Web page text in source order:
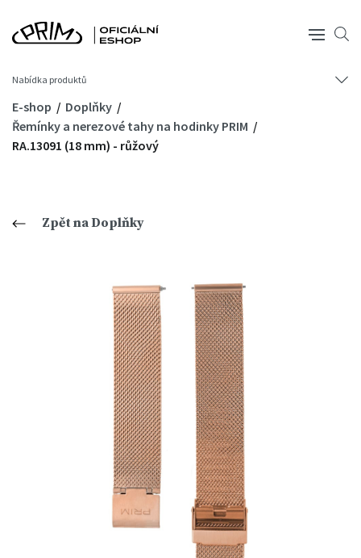
Nabídka produktů
E-shop
Doplňky
Řemínky a nerezové tahy na hodinky PRIM
RA.13091 (18 mm) - růžový
Zpět na Doplňky